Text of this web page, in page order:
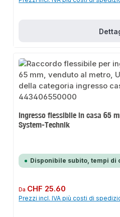
Ingresso flessibile in casa 65
System-Technik
Disponibile subito, tempi di
Prezzo normale:
Da CHF 25.60
Prezzi incl. IVA più costi di